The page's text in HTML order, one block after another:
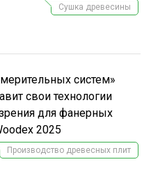
Сушка древесины
систем»
свои технологии
для фанерных
2025
Производство древесных плит